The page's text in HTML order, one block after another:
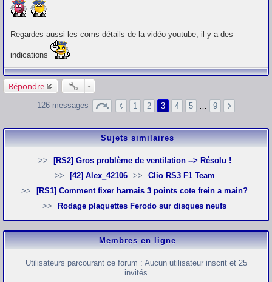
Regardes aussi les coms détails de la vidéo youtube, il y a des
indications
Répondre
126 messages 1 2 3 4 5 9
Sujets similaires
[RS2] Gros problème de ventilation --> Résolu !
[42] Alex_42106
Clio RS3 F1 Team
[RS1] Comment fixer harnais 3 points cote frein a main?
Rodage plaquettes Ferodo sur disques neufs
Membres en ligne
Utilisateurs parcourant ce forum : Aucun utilisateur inscrit et 25
invités